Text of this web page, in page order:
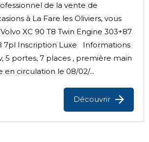
de la vente de
à La Fare les Oliviers, vous
XC 90 T8 Twin Engine 303+87
7pl Inscription Luxe Informations
5 portes, 7 places , première main
en circulation le 08/02/...
Découvrir